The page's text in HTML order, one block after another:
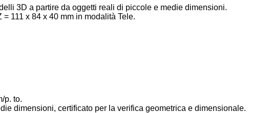
3D a partire da oggetti reali di piccole e medie dimensioni.
111 x 84 x 40 mm in modalità Tele.
p. to.
dimensioni, certificato per la verifica geometrica e dimensionale.